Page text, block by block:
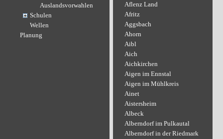
Auslandsvorwahlen
Schulen
Wellen
Planung
Aflenz Land
Afritz
Aggsbach
Ahorn
Aibl
Aich
Aichkirchen
Aigen im Ennstal
Aigen im Mühlkreis
Ainet
Aistersheim
Albeck
Alberndorf im Pulkautal
Alberndorf in der Riedmark